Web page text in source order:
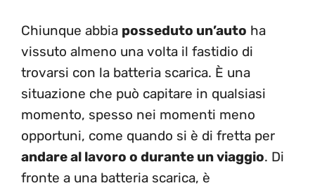
Chiunque abbia posseduto un’auto ha
vissuto almeno una volta il fastidio di
trovarsi con la batteria scarica. È una
situazione che può capitare in qualsiasi
momento, spesso nei momenti meno
opportuni, come quando si è di fretta per
andare al lavoro o durante un viaggio. Di
fronte a una batteria scarica, è